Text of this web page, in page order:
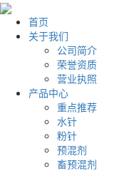
首页
关于我们
公司简介
荣誉资质
营业执照
产品中心
重点推荐
水针
粉针
预混剂
畜预混剂